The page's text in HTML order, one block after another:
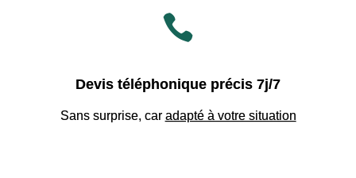

Devis téléphonique précis 7j/7
Sans surprise, car adapté à votre situation